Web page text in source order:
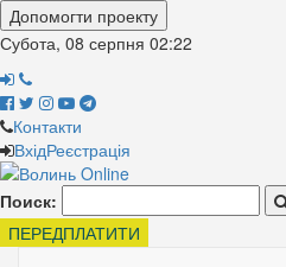
Допомогти проекту
Субота, 08 серпня 02:22
Контакти
ВхідРеєстрація
Поиск:
ПЕРЕДПЛАТИТИ